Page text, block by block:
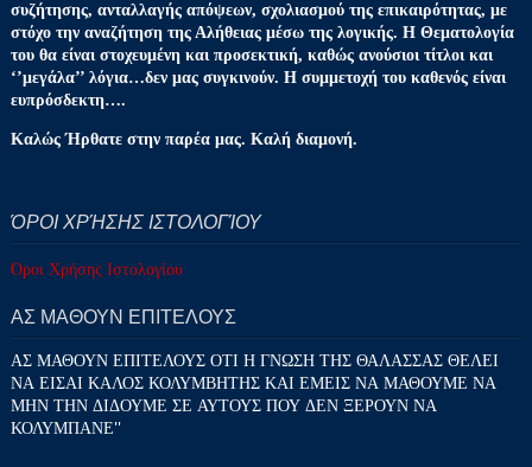
συζήτησης, ανταλλαγής απόψεων, σχολιασμού της επικαιρότητας, με
στόχο την αναζήτηση της Αλήθειας μέσω της λογικής. Η Θεματολογία
του θα είναι στοχευμένη και προσεκτική, καθώς ανούσιοι τίτλοι και
‘’μεγάλα’’ λόγια…δεν μας συγκινούν. Η συμμετοχή του καθενός είναι
ευπρόσδεκτη….
Καλώς Ήρθατε στην παρέα μας. Καλή διαμονή.
ΌΡΟΙ ΧΡΉΣΗΣ ΙΣΤΟΛΟΓΊΟΥ
Όροι Χρήσης Ιστολογίου
ΑΣ ΜΑΘΟΥΝ ΕΠΙΤΕΛΟΥΣ
ΑΣ ΜΑΘΟΥΝ ΕΠΙΤΕΛΟΥΣ ΟΤΙ Η ΓΝΩΣΗ ΤΗΣ ΘΑΛΑΣΣΑΣ ΘΕΛΕΙ
ΝΑ ΕΙΣΑΙ ΚΑΛΟΣ ΚΟΛΥΜΒΗΤΗΣ ΚΑΙ ΕΜΕΙΣ ΝΑ ΜΑΘΟΥΜΕ ΝΑ
ΜΗΝ ΤΗΝ ΔΙΔΟΥΜΕ ΣΕ ΑΥΤΟΥΣ ΠΟΥ ΔΕΝ ΞΕΡΟΥΝ ΝΑ
ΚΟΛΥΜΠΑΝΕ''